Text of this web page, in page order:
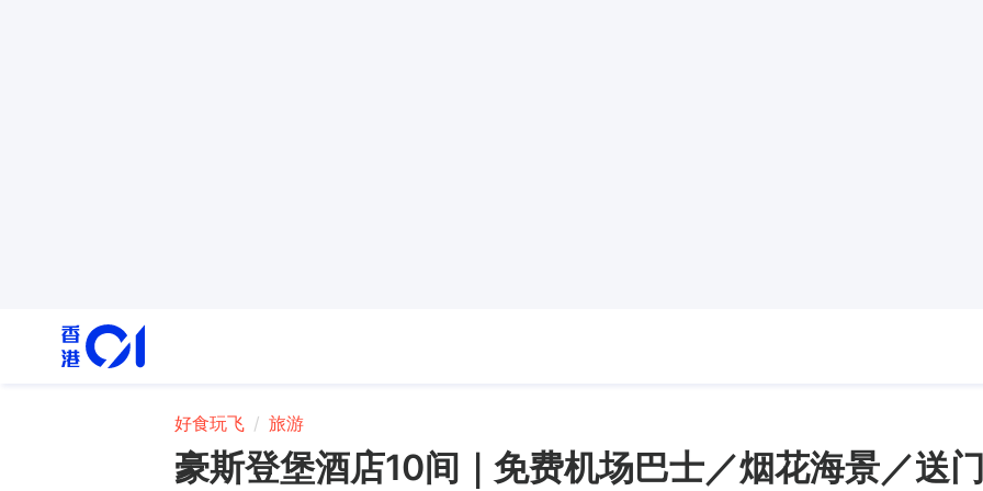
好食玩飞 旅游
豪斯登堡酒店10间｜免费机场巴士／烟花海景／送